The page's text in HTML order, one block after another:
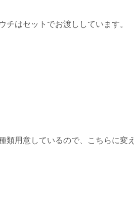
チはセットでお渡ししています。
類用意しているので、こちらに変え